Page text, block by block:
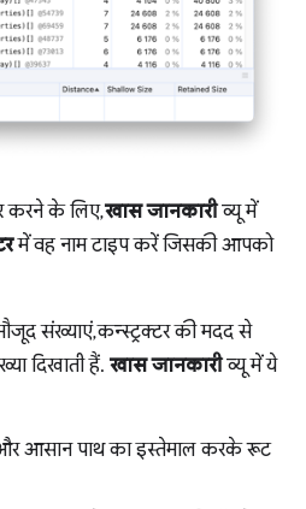
करने के लिए,खास जानकारीव्यू में
में वह नाम टाइप करें जिसकी आपको
संख्याएं, कन्स्ट्रक्टर की मदद से
दिखाती हैं. खास जानकारीव्यू में ये
आसान पाथ का इस्तेमाल करके रूट